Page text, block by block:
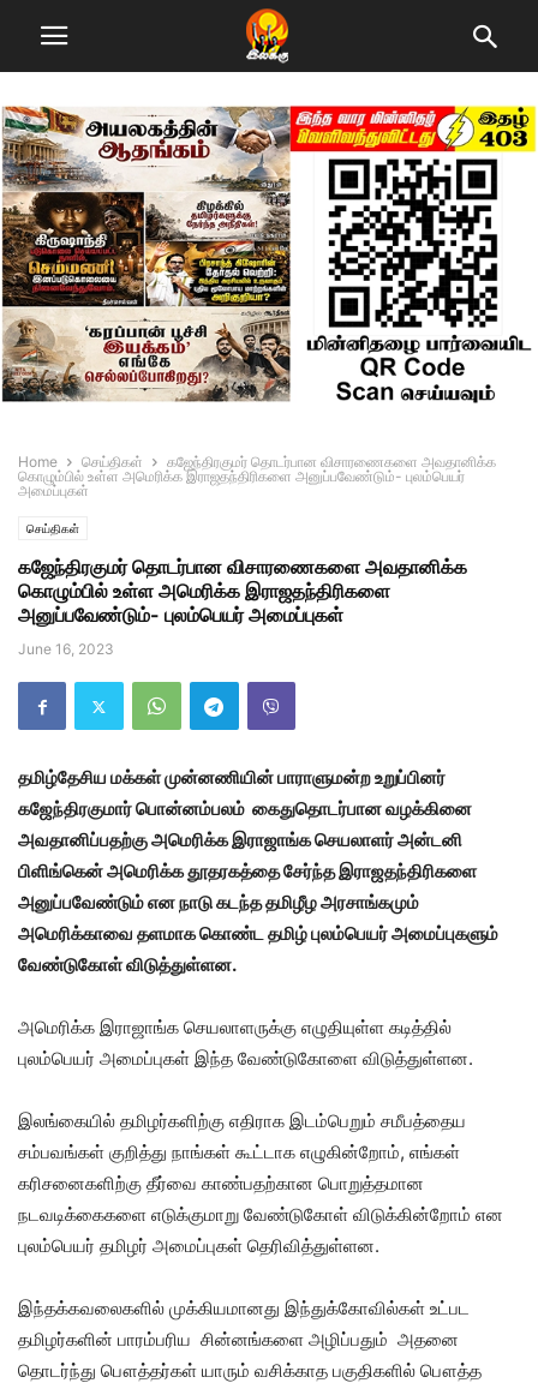
Home செய்திகள்
கஜேந்திரகுமர் தொடர்பான விசாரணைகளை அவதானிக்க
கொழும்பில் உள்ள அமெரிக்க இராஜதந்திரிகளை அனுப்பவேண்டும்- புலம்பெயர்
அமைப்புகள்
செய்திகள்
கஜேந்திரகுமர் தொடர்பான விசாரணைகளை அவதானிக்க
கொழும்பில் உள்ள அமெரிக்க இராஜதந்திரிகளை
அனுப்பவேண்டும்- புலம்பெயர் அமைப்புகள்
June 16, 2023
தமிழ்தேசிய மக்கள் முன்னணியின் பாராளுமன்ற உறுப்பினர்
கஜேந்திரகுமார் பொன்னம்பலம் கைதுதொடர்பான வழக்கினை
அவதானிப்பதற்கு அமெரிக்க இராஜாங்க செயலாளர் அன்டனி
பிளிங்கென் அமெரிக்க தூதரகத்தை சேர்ந்த இராஜதந்திரிகளை
அனுப்பவேண்டும் என நாடு கடந்த தமிழீழ அரசாங்கமும்
அமெரிக்காவை தளமாக கொண்ட தமிழ் புலம்பெயர் அமைப்புகளும்
வேண்டுகோள் விடுத்துள்ளன.
அமெரிக்க இராஜாங்க செயலாளருக்கு எழுதியுள்ள கடித்தில்
புலம்பெயர் அமைப்புகள் இந்த வேண்டுகோளை விடுத்துள்ளன.
இலங்கையில் தமிழர்களிற்கு எதிராக இடம்பெறும் சமீபத்தைய
சம்பவங்கள் குறித்து நாங்கள் கூட்டாக எழுகின்றோம், எங்கள்
கரிசனைகளிற்கு தீர்வை காண்பதற்கான பொறுத்தமான
நடவடிக்கைகளை எடுக்குமாறு வேண்டுகோள் விடுக்கின்றோம் என
புலம்பெயர் தமிழர் அமைப்புகள் தெரிவித்துள்ளன.
இந்தக்கவலைகளில் முக்கியமானது இந்துக்கோவில்கள் உட்பட
தமிழர்களின் பாரம்பரிய சின்னங்களை அழிப்பதும் அதனை
தொடர்ந்து பௌத்தர்கள் யாரும் வசிக்காத பகுதிகளில் பௌத்த